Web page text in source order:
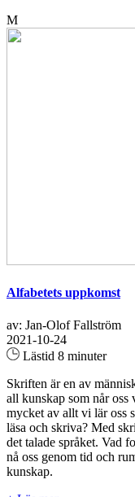
M
Alfabetets uppkomst
av: Jan-Olof Fallström
2021-10-24
Lästid 8 minuter
Skriften är en av
all kunskap som når
mycket av allt vi lär oss
läsa och skriva? Med
det talade språket. Vad
nå oss genom tid och
kunskap.